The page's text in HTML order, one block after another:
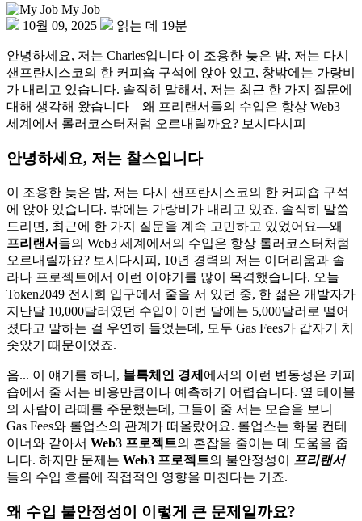
My Job
10월 09, 2025
읽는 데 19분
안녕하세요, 저는 Charles입니다 이 조용한 늦은 밤, 저는 다시
샌프란시스코의 한 커피숍 구석에 앉아 있고, 창밖에는 가랑비
가 내리고 있습니다. 솔직히 말해서, 저는 최근 한 가지 질문에
대해 생각해 왔습니다—왜 프리랜서들의 수입은 항상 Web3
세계에서 롤러코스터처럼 오르내릴까요? 보시다시피
안녕하세요, 저는 찰스입니다
이 조용한 늦은 밤, 저는 다시 샌프란시스코의 한 커피숍 구석
에 앉아 있습니다. 밖에는 가랑비가 내리고 있죠. 솔직히 말씀
드리면, 최근에 한 가지 질문을 계속 고민하고 있었어요—왜
프리랜서 들의 Web3 세계에서의 수입은 항상 롤러코스터처럼
오르내릴까요? 보시다시피, 10년 경력의 저는 이더리움과 솔
라나 프로젝트에서 이런 이야기를 많이 목격했습니다. 오늘
Token2049 전시회 입구에서 줄을 서 있던 중, 한 젊은 개발자가
지난달 10,000달러였던 수입이 이번 달에는 5,000달러로 떨어
졌다고 말하는 걸 우연히 들었는데, 모두 Gas Fees가 갑자기 치
솟았기 때문이었죠.
음... 이 얘기를 하니, 블록체인 경제 에서의 이런 변동성은 커피
숍에서 줄 서는 비용만큼이나 예측하기 어렵습니다. 옆 테이블
의 사람이 라떼를 주문했는데, 그들이 줄 서는 모습을 보니
Gas Fees와 롤업스의 관계가 떠올랐어요. 롤업스는 화물 컨테
이너와 같아서 Web3 프로젝트의 혼잡을 줄이는 데 도움을 줍
니다. 하지만 문제는 Web3 프로젝트의 불안정성이 프리랜서
들의 수입 흐름에 직접적인 영향을 미친다는 거죠.
왜 수입 불안정성이 이렇게 큰 문제일까요?